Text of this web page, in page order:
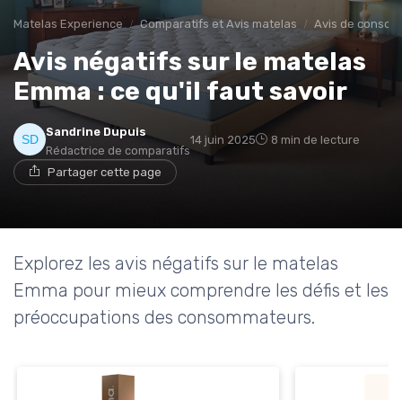
Matelas Experience Comparatifs et Avis matelas Avis de
Avis négatifs sur le matelas
Emma : ce qu'il faut savoir
Sandrine Dupuis
Rédactrice de comparatifs
14 juin 2025 8 min de lecture
Partager cette page
Explorez les avis négatifs sur le matelas
Emma pour mieux comprendre les défis et les
préoccupations des consommateurs.
Tests en avant-première
Conseils pratiques Nouveautés filtrées
→ Je rejoins le club
Non merci, peut-être plus tard